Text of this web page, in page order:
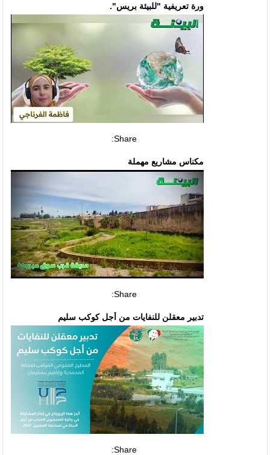
ورة تعريفية "للبيئة بريس".
Share:
مكناس مشاريع مهملة
Share:
تدبير معقلن للنفايات من أجل كوكب سليم
Share: